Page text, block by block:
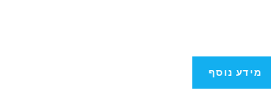
מידע נוסף